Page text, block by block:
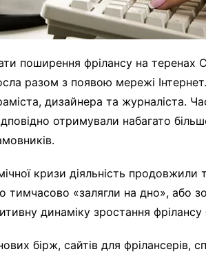
поширення фрілансу на теренах
разом з появою мережі
дизайнера та журналіста.
отримували набагато
кризи діяльність продовжили
тимчасово «залягли на дно», або
динаміку зростання
бірж, сайтів для фрілансерів,